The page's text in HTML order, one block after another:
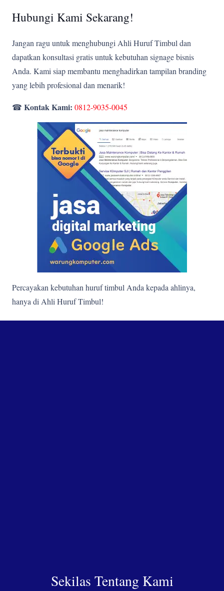
Hubungi Kami Sekarang!
Jangan ragu untuk menghubungi Ahli Huruf Timbul dan
dapatkan konsultasi gratis untuk kebutuhan signage bisnis
Anda. Kami siap membantu menghadirkan tampilan branding
yang lebih profesional dan menarik!
☎ Kontak Kami: 0812-9035-0045
Percayakan kebutuhan huruf timbul Anda kepada ahlinya,
hanya di Ahli Huruf Timbul!
Sekilas Tentang Kami